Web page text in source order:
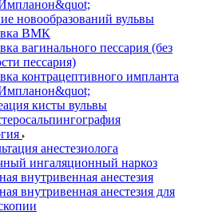
новообразований вульвы
ВМК
вагинального пессария (без
пессария)
контрацептивного импланта
кисты вульвы
анестезиолога
ингаляционный наркоз
внутривенная анестезия
внутривенная анестезия для